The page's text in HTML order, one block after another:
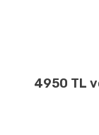
4950 TL